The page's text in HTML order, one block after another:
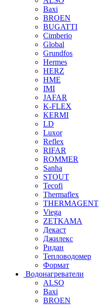
Baxi
BROEN
BUGATTI
Cimberio
Global
Grundfos
Hermes
HERZ
HME
IMI
JAFAR
K-FLEX
KERMI
LD
Luxor
Reflex
RIFAR
ROMMER
Sanha
STOUT
Tecofi
Thermaflex
THERMAGENT
Viega
ZETKAMA
Декаст
Джилекс
Ридан
Тепловодомер
Формат
Водонагреватели
ALSO
Baxi
BROEN